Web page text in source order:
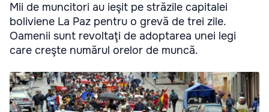
Mii de muncitori au ieşit pe străzile capitalei
boliviene La Paz pentru o grevă de trei zile.
Oamenii sunt revoltaţi de adoptarea unei legi
care creşte numărul orelor de muncă.